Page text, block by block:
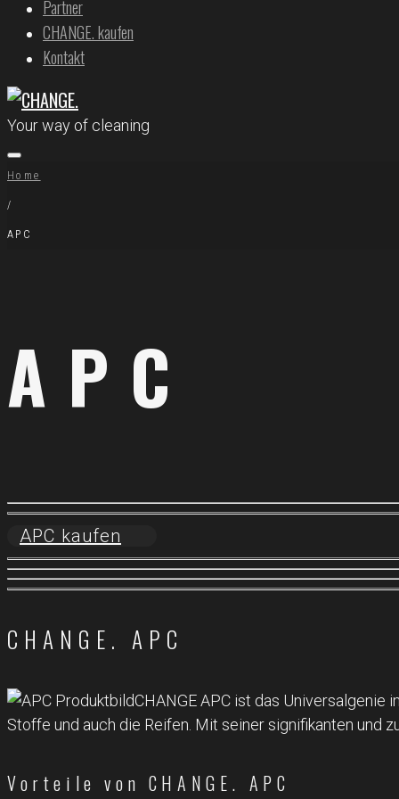
Partner
CHANGE. kaufen
Kontakt
Your way of cleaning
Home
/
APC
APC
APC kaufen
CHANGE. APC
CHANGE APC ist das Universalgenie
Stoffe und auch die Reifen. Mit seiner signifikanten und
Vorteile von CHANGE. APC